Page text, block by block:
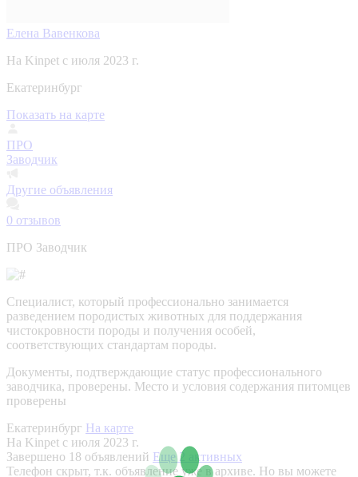
Елена Вавенкова
На Kinpet c июля 2023 г.
Екатеринбург
Показать на карте
ПРО
Заводчик
Другие объявления
0 отзывов
ПРО Заводчик
Специалист, который профессионально занимается
разведением породистых животных для поддержания
чистокровности породы и получения особей,
соответствующих стандартам породы.
Документы, подтверждающие статус профессионального
заводчика, проверены. Место и условия содержания питомцев
проверены
Екатеринбург На карте
На Kinpet c июля 2023 г.
Завершено 18 объявлений Еще 2 активных
Телефон скрыт, т.к. объявление уже в архиве. Но вы можете